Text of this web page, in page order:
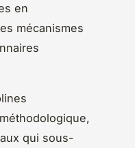
en
mécanismes
qui sous-